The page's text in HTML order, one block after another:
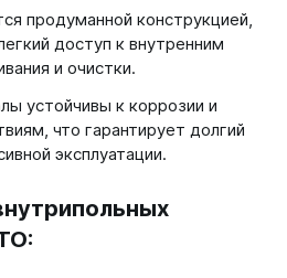
продуманной конструкцией,
доступ к внутренним
и очистки.
устойчивы к коррозии и
что гарантирует долгий
эксплуатации.